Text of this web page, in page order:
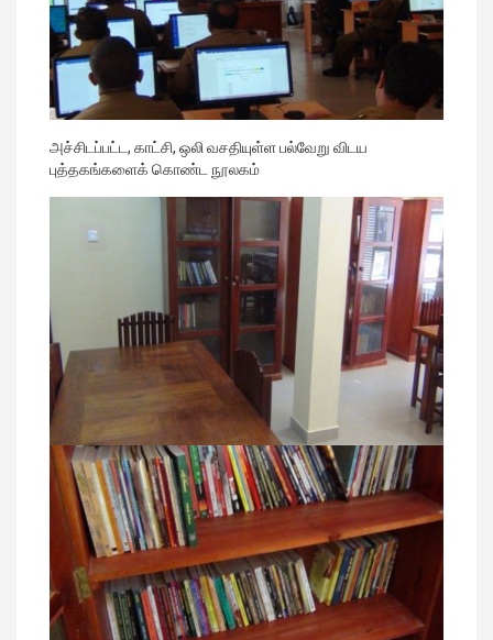
அச்சிடப்பட்ட, காட்சி, ஒலி வசதியுள்ள பல்வேறு விடய
புத்தகங்களைக் கொண்ட நூலகம்